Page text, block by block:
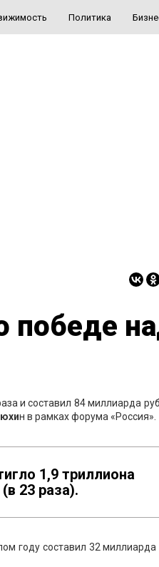
Политика
победе
и составил 84 миллиарда
н в рамках форума «Россия».
1,9 триллиона
23 раза).
году составил 32 миллиарда